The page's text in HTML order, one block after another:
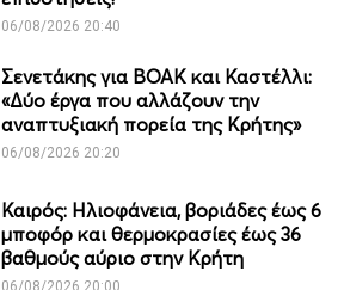
06/08/2026 20:40
Σενετάκης για ΒΟΑΚ και Καστέλλι:
«Δύο έργα που αλλάζουν την
αναπτυξιακή πορεία της Κρήτης»
06/08/2026 20:20
Καιρός: Ηλιοφάνεια, βοριάδες έως 6
μποφόρ και θερμοκρασίες έως 36
βαθμούς αύριο στην Κρήτη
06/08/2026 20:00